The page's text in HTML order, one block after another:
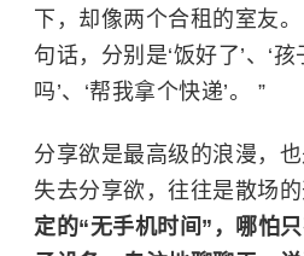
下，却像两个合租的室友
句话，分别是‘饭好了’、‘
吗’、‘帮我拿个快递’。 ”
分享欲是最高级的浪漫，也
失去分享欲，往往是散场的
定的“无手机时间”，哪怕